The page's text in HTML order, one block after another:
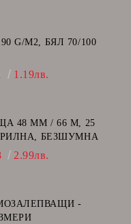
M2, БЯЛ 70/100
1.19лв.
48 ММ / 66 М, 25
БЕЗШУМНА
2.99лв.
-